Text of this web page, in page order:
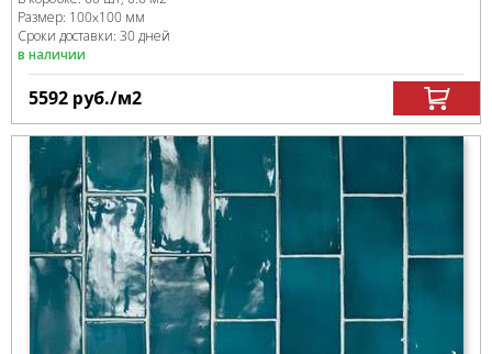
Размер: 100x100 мм
Сроки доставки: 30 дней
в наличии
5592 руб./м2